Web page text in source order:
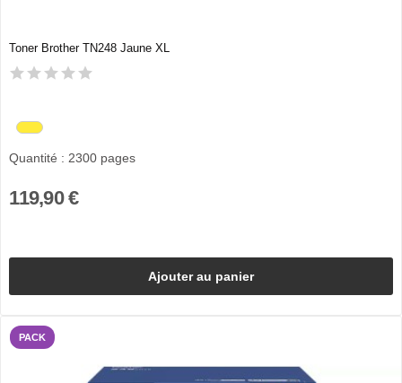
Toner Brother TN248 Jaune XL
Quantité : 2300 pages
119,90 €
Ajouter au panier
PACK